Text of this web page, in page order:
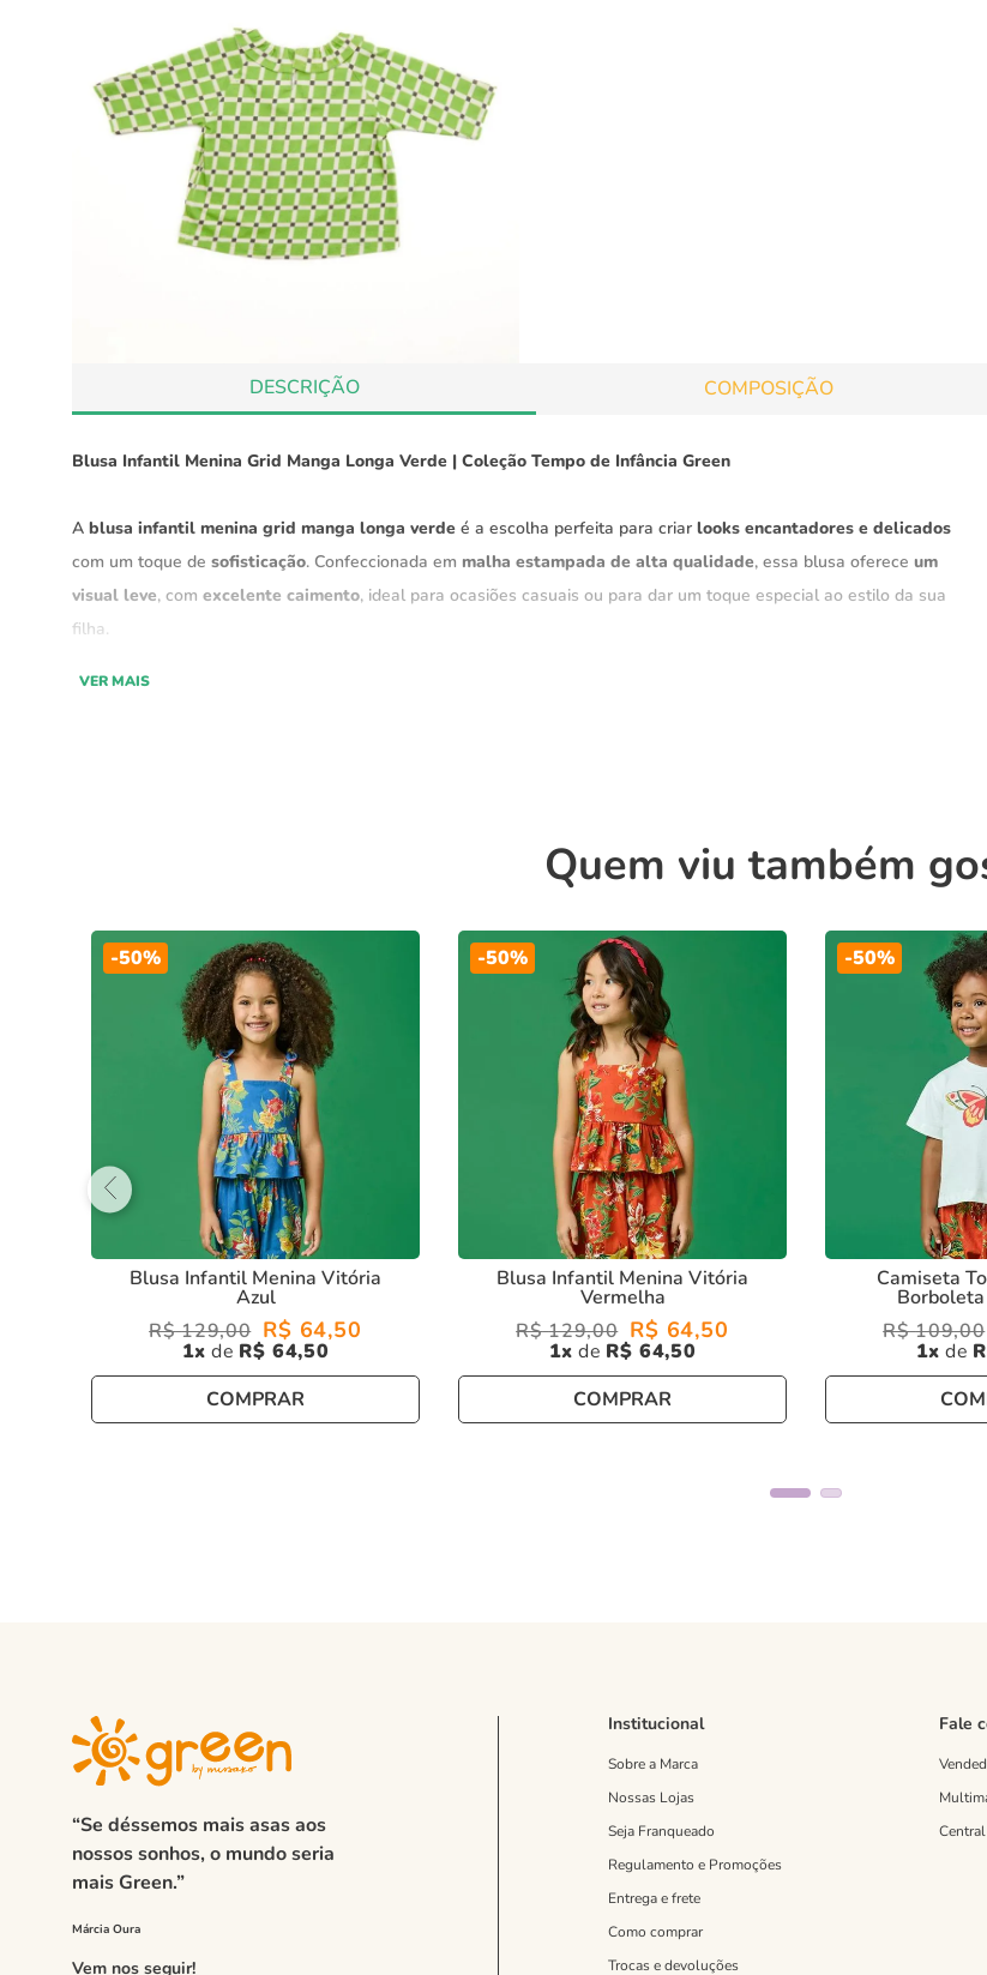
DESCRIÇÃO COMPOSIÇÃO
Blusa Infantil Menina Grid Manga Longa Verde | Coleção Tempo de Infância Green
A blusa infantil menina grid manga longa verde é a escolha perfeita para criar looks encantadores e delicados
com um toque de sofisticação. Confeccionada em malha estampada de alta qualidade, essa blusa oferece um
visual leve, com excelente caimento, ideal para ocasiões casuais ou para dar um toque especial ao estilo da sua
filha.
Malha estampada de alta qualidade e toque suave
Sofisticado e leve, ideal para criar looks modernos e delicados
Versatilidade:Combina facilmente com outros itens para compor visuais cheios de charme
blusa infantil menina grid manga longa verde , sua filha estará pronta para
com um look cheio de
estilo e elegância!
VER MAIS
Quem viu também
-50%
Blusa Infantil Menina Vitória
Azul
R$ 129,00 R$ 64,50
1 R$ 64,50
COMPRAR
-50%
Blusa Infantil Menina Vitória
Vermelha
R$ 129,00 R$ 64,50
1 R$ 64,50
COMPRAR
-50%
Camiseta
R$ 109,00
1
“Se déssemos mais asas aos
nossos sonhos, o mundo seria
mais Green.”
Vem nos seguir!
Institucional
Sobre a Marca
Nossas Lojas
Seja Franqueado
Regulamento e Promoções
Entrega e frete
Como comprar
Trocas e devoluções
Fale